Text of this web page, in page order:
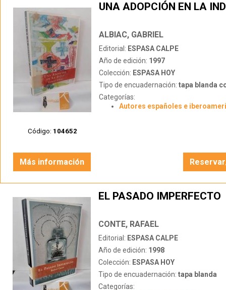
Código: 104652
UNA ADOPCIÓN EN LA
ALBIAC, GABRIEL
Editorial: ESPASA CALPE
Año de edición: 1997
Colección: ESPASA HOY
Tipo de encuadernación: tapa blanda
Categorías:
Autores españoles e
Más información
EL PASADO IMPERFECTO
CONTE, RAFAEL
Editorial: ESPASA CALPE
Año de edición: 1998
Colección: ESPASA HOY
Tipo de encuadernación: tapa blanda
Categorías: